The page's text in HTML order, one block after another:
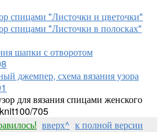
спицами "Листочки и цветочки"
спицами "Листочки в полосках"
шапки с отворотом
джемпер, схема вязания узора
для вязания спицами женского
705
вверх^ к полной версии